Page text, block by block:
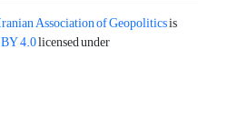
Association of Geopoliticsis
licensed under
4.0